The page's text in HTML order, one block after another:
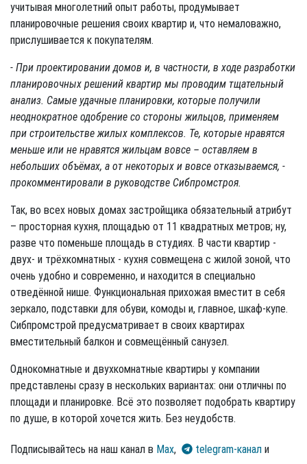
учитывая многолетний опыт работы, продумывает
планировочные решения своих квартир и, что немаловажно,
прислушивается к покупателям.
- При проектировании домов и, в частности, в ходе разработки
планировочных решений квартир мы проводим тщательный
анализ. Самые удачные планировки, которые получили
неоднократное одобрение со стороны жильцов, применяем
при строительстве жилых комплексов. Те, которые нравятся
меньше или не нравятся жильцам вовсе – оставляем в
небольших объёмах, а от некоторых и вовсе отказываемся, -
прокомментировали в руководстве Сибпромстроя.
Так, во всех новых домах застройщика обязательный атрибут
– просторная кухня, площадью от 11 квадратных метров; ну,
разве что поменьше площадь в студиях. В части квартир -
двух- и трёхкомнатных - кухня совмещена с жилой зоной, что
очень удобно и современно, и находится в специально
отведённой нише. Функциональная прихожая вместит в себя
зеркало, подставки для обуви, комоды и, главное, шкаф-купе.
Сибпромстрой предусматривает в своих квартирах
вместительный балкон и совмещённый санузел.
Однокомнатные и двухкомнатные квартиры у компании
представлены сразу в нескольких вариантах: они отличны по
площади и планировке. Всё это позволяет подобрать квартиру
по душе, в которой хочется жить. Без неудобств.
Подписывайтесь на наш канал в Max, telegram-канал и